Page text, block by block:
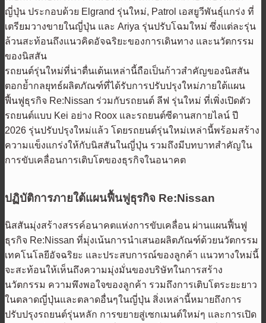
ญี่ปุ่น ประกอบด้วย Elgrand รุ่นใหม่, Patrol เอสยูวีพันธุ์แกร่ง ที่
เตรียมวางขายในญี่ปุ่น และ Ariya รุ่นปรับโฉมใหม่ ซึ่งแต่ละรุ่น
ล้วนสะท้อนถึงแนวคิดอัจฉริยะของการเดินทาง และนวัตกรรม
ของนิสสัน
รถยนต์รุ่นใหม่ที่น่าตื่นเต้นเหล่านี้ถือเป็นก้าวสำคัญของนิสสัน
ตอกย้ำกลยุทธ์ผลิตภัณฑ์ที่ได้รับการปรับปรุงใหม่ภายใต้แผน
ฟื้นฟูธุรกิจ Re:Nissan ร่วมกับรถยนต์ ลีฟ รุ่นใหม่ ที่เพิ่งเปิดตัว
รถยนต์แบบ Kei อย่าง Roox และรถยนต์ซีดานสกายไลน์ ปี
2026 รุ่นปรับปรุงใหม่แล้ว โดยรถยนต์รุ่นใหม่เหล่านี้พร้อมสร้าง
ความแข็งแกร่งให้กับนิสสันในญี่ปุ่น รวมถึงมีบทบาทสำคัญใน
การขับเคลื่อนการเติบโตของธุรกิจในอนาคต
ปฏิบัติการภายใต้แผนฟื้นฟูธุรกิจ Re:Nissan
นิสสันมุ่งสร้างสรรค์อนาคตแห่งการขับเคลื่อน ผ่านแผนฟื้นฟู
ธุรกิจ Re:Nissan ที่มุ่งเน้นการนำเสนอผลิตภัณฑ์ด้วยนวัตกรรม
เทคโนโลยีอัจฉริยะ และประสบการณ์ของลูกค้า แนวทางใหม่นี้
จะสะท้อนให้เห็นถึงความมุ่งมั่นของบริษัทในการสร้าง
นวัตกรรม ความพึงพอใจของลูกค้า รวมถึงการเติบโตระยะยาว
ในตลาดญี่ปุ่นและตลาดอื่นๆในญี่ปุ่น สิ่งเหล่านี้หมายถึงการ
ปรับปรุงรถยนต์รุ่นหลัก การขยายสู่เซกเมนต์ใหม่ๆ และการเปิด